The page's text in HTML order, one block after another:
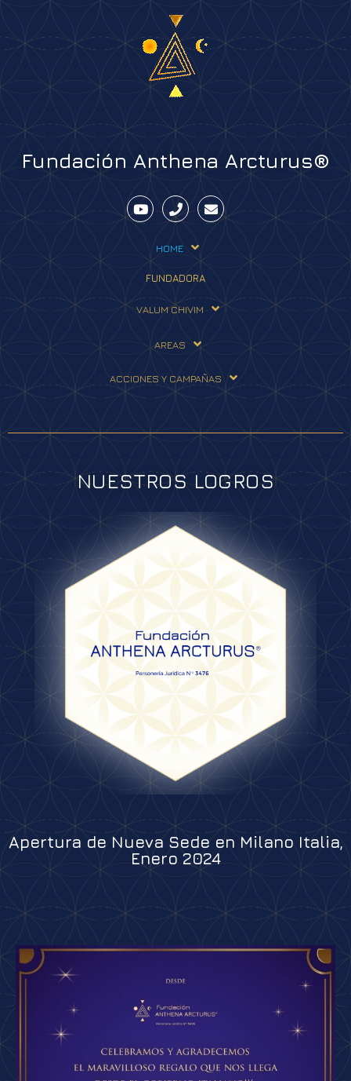
Fundación Anthena Arcturus®
HOME
FUNDADORA
VALUM CHIVIM
AREAS
ACCIONES Y CAMPAÑAS
NUESTROS LOGROS
Apertura de Nueva Sede en Milano Italia,
Enero 2024